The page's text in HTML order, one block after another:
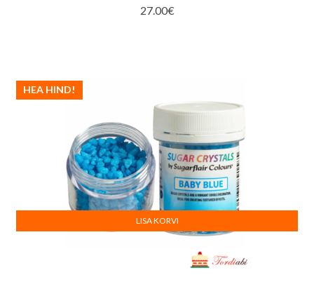
27.00€
HEA HIND!
LISA KORVI